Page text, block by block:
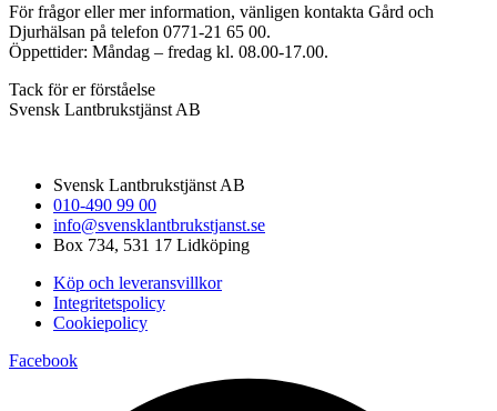
För frågor eller mer information, vänligen kontakta Gård och
Djurhälsan på telefon 0771-21 65 00.
Öppettider: Måndag – fredag kl. 08.00-17.00.
Tack för er förståelse
Svensk Lantbrukstjänst AB
Svensk Lantbrukstjänst AB
010-490 99 00
info@svensklantbrukstjanst.se
Box 734, 531 17 Lidköping
Köp och leveransvillkor
Integritetspolicy
Cookiepolicy
Facebook